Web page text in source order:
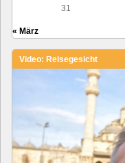
31
« März
Video: Reisegesicht